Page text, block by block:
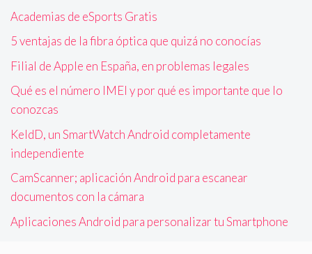
Academias de eSports Gratis
5 ventajas de la fibra óptica que quizá no conocías
Filial de Apple en España, en problemas legales
Qué es el número IMEI y por qué es importante que lo
conozcas
KeldD, un SmartWatch Android completamente
independiente
CamScanner; aplicación Android para escanear
documentos con la cámara
Aplicaciones Android para personalizar tu Smartphone